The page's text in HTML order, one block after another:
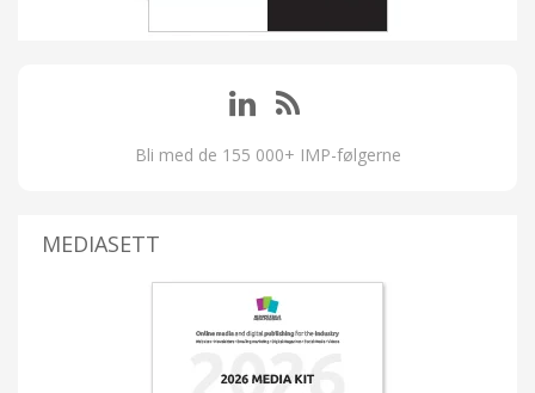
Bli med de 155 000+ IMP-følgerne
MEDIASETT